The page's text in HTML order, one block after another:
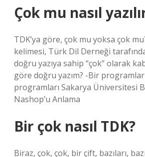
Çok mu nasıl
TDK’ya göre, çok mu yoksa çok
kelimesi, Türk Dil Derneği
doğru yazıya sahip “çok” olarak
göre doğru yazım? -Bir
programları Sakarya Üniversitesi
Nashop’u Anlama
Bir çok nasıl TDK?
Biraz, çok, çok, bir çift, bazıları,